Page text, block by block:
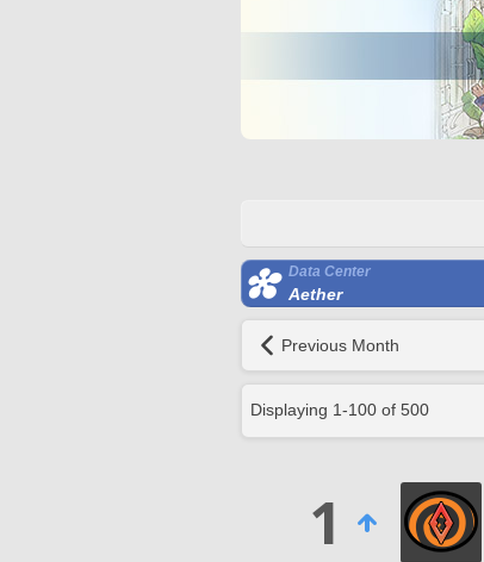
Data Center
Aether
Previous Month
Displaying 1-100 of 500
1